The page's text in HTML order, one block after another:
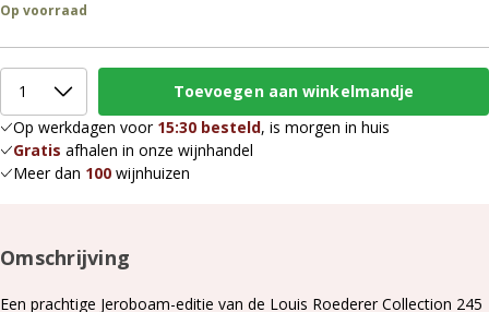
Op voorraad
Op werkdagen voor 15:30 besteld, is morgen in huis
Gratis afhalen in onze wijnhandel
Meer dan 100 wijnhuizen
Omschrijving
Een prachtige Jeroboam-editie van de Louis Roederer Collection 245